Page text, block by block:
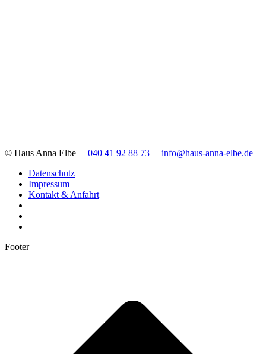
© Haus Anna Elbe 040 41 92 88 73
info@haus-anna-elbe.de
Datenschutz
Impressum
Kontakt & Anfahrt
Footer